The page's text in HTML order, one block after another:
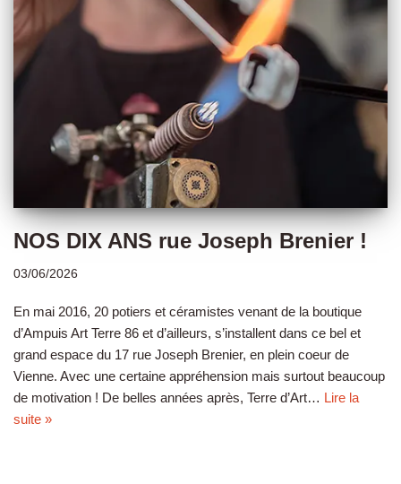
NOS DIX ANS rue Joseph Brenier !
03/06/2026
En mai 2016, 20 potiers et céramistes venant de la boutique
d’Ampuis Art Terre 86 et d’ailleurs, s’installent dans ce bel et
grand espace du 17 rue Joseph Brenier, en plein coeur de
Vienne. Avec une certaine appréhension mais surtout beaucoup
de motivation ! De belles années après, Terre d’Art… Lire la
suite »